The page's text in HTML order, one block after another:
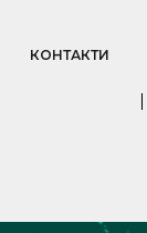
КОНТАКТИ